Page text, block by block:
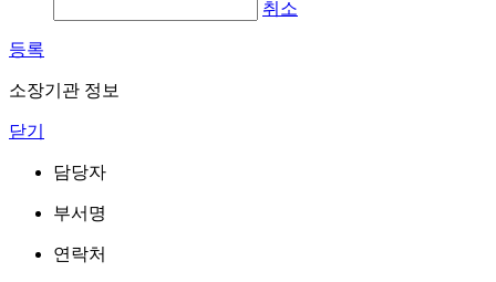
취소
등록
소장기관 정보
닫기
담당자
부서명
연락처